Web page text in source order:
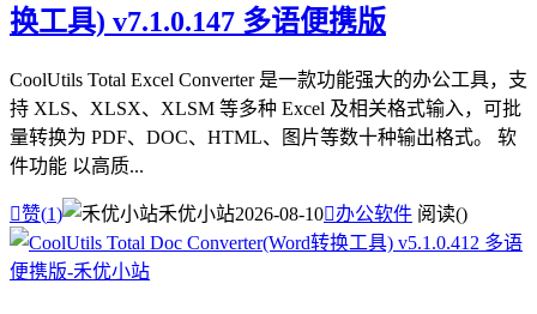
换工具) v7.1.0.147 多语便携版
CoolUtils Total Excel Converter 是一款功能强大的办公工具，支
持 XLS、XLSX、XLSM 等多种 Excel 及相关格式输入，可批
量转换为 PDF、DOC、HTML、图片等数十种输出格式。 软
件功能 以高质...
赞(1) 禾优小站2026-08-10办公软件 阅读()